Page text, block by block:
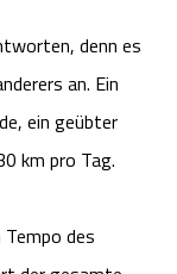
Celle
denn es
an. Ein
ein geübter
km pro Tag.
des